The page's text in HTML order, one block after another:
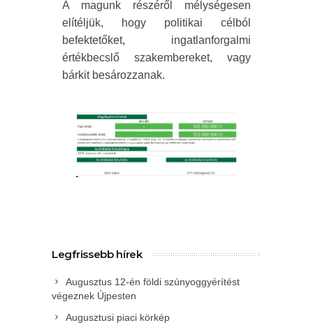
A magunk részéről mélységesen
elítéljük, hogy politikai célból
befektetőket, ingatlanforgalmi
értékbecslő szakembereket, vagy
bárkit besározzanak.
Legfrissebb hírek
Augusztus 12-én földi szúnyoggyérítést
végeznek Újpesten
Augusztusi piaci körkép